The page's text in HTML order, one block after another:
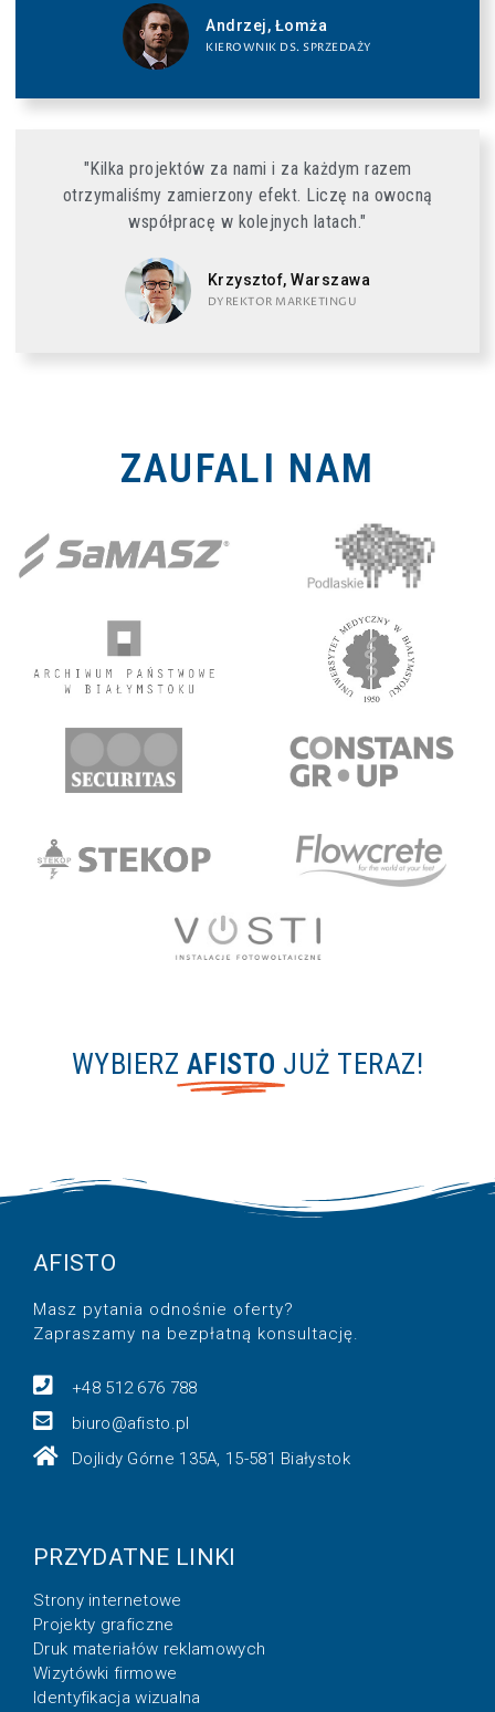
Andrzej, Łomża
KIEROWNIK DS. SPRZEDAŻY
"Kilka projektów za nami i za każdym razem
otrzymaliśmy zamierzony efekt. Liczę na owocną
współpracę w kolejnych latach."
Krzysztof, Warszawa
DYREKTOR MARKETINGU
ZAUFALI NAM
WYBIERZ AFISTO JUŻ TERAZ!
AFISTO
Masz pytania odnośnie oferty?
Zapraszamy na bezpłatną konsultację.
+48 512 676 788
biuro@afisto.pl
Dojlidy Górne 135A, 15-581 Białystok
PRZYDATNE LINKI
Strony internetowe
Projekty graficzne
Druk materiałów reklamowych
Wizytówki firmowe
Identyfikacja wizualna